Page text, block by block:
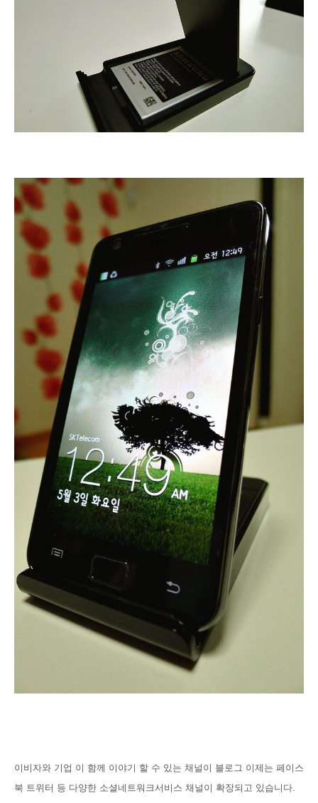
이비자와 기업 이 함께 이야기 할 수 있는 채널이 블로그 이제는 페이스
북 트위터 등 다양한 소셜네트워크서비스 채널이 확장되고 있습니다.